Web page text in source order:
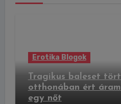
Erotika Blogok
Tragikus baleset
otthonában ért
egy nőt